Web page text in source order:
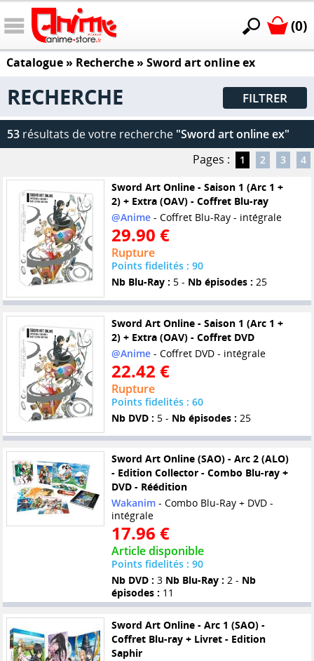
(0)
Catalogue» Recherche » Sword art online ex
RECHERCHE FILTRER
53 résultats de votre recherche "Sword art online ex"
Pages :
1 2 3 4
Sword Art Online - Saison 1 (Arc 1 +
2) + Extra (OAV) - Coffret Blu-ray
@Anime- Coffret Blu-Ray - intégrale
29.90 €
Rupture
Points fidelités : 90
Nb Blu-Ray : 5 - Nb épisodes : 25
Sword Art Online - Saison 1 (Arc 1 +
2) + Extra (OAV) - Coffret DVD
@Anime- Coffret DVD - intégrale
22.42 €
Rupture
Points fidelités : 60
Nb DVD : 5 - Nb épisodes : 25
Sword Art Online (SAO) - Arc 2 (ALO)
- Edition Collector - Combo Blu-ray +
DVD - Réédition
Wakanim- Combo Blu-Ray + DVD -
intégrale
17.96 €
Article disponible
Points fidelités : 90
Nb DVD : 3 Nb Blu-Ray : 2 - Nb
épisodes : 11
Sword Art Online - Arc 1 (SAO) -
Coffret Blu-ray + Livret - Edition
Saphir